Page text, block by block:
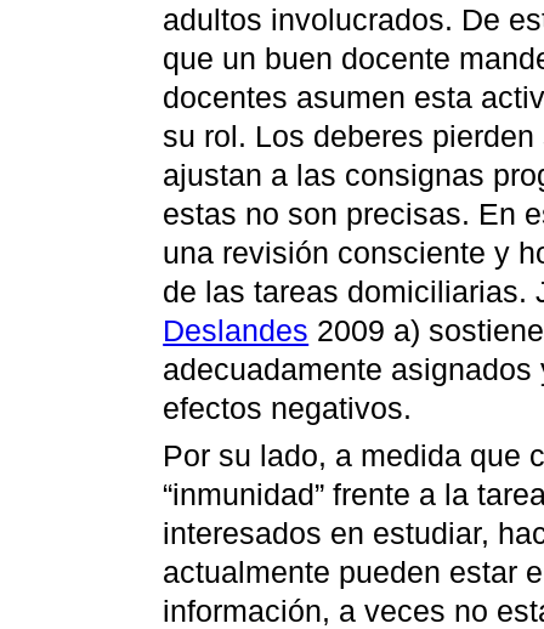
adultos involucrados. De
que un buen docente
docentes asumen esta
su rol. Los deberes
ajustan a las consignas
estas no son precisas. En
una revisión consciente y
de las tareas domiciliarias.
Deslandes 2009 a)
adecuadamente
efectos negativos.
Por su lado, a medida que
“inmunidad” frente a la
interesados en estudiar,
actualmente pueden estar
información, a veces no